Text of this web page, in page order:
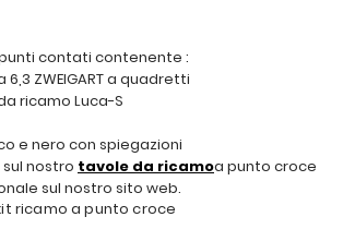
contati contenente :
ZWEIGART a quadretti
ricamo Luca-S
e nero con spiegazioni
nostro tavole da ricamoa punto croce
sul nostro sito web.
ricamo a punto croce